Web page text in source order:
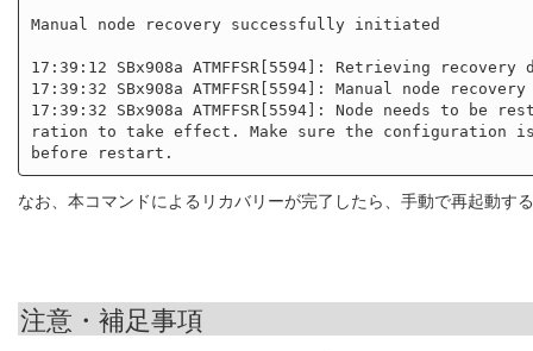
Manual node recovery successfully initiated
17:39:12 SBx908a ATMFFSR[5594]: Retrieving recovery
17:39:32 SBx908a ATMFFSR[5594]: Manual node
17:39:32 SBx908a ATMFFSR[5594]: Node needs to be
ration to take effect. Make sure the configuration
なお、本コマンドによるリカバリーが完了したら、手動で再起動す
注意・補足事項